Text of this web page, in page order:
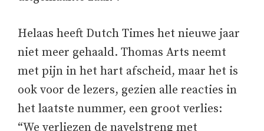
Helaas heeft Dutch Times het nieuwe jaar
niet meer gehaald. Thomas Arts neemt
met pijn in het hart afscheid, maar het is
ook voor de lezers, gezien alle reacties in
het laatste nummer, een groot verlies:
“We verliezen de navelstreng met